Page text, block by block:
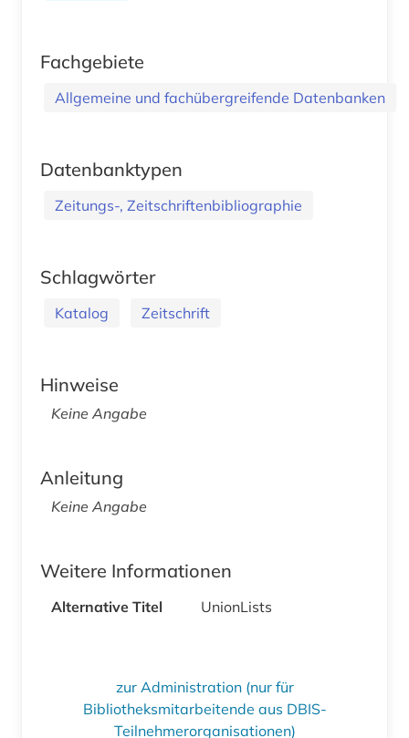
Fachgebiete
Allgemeine und fachübergreifende Datenbanken
Datenbanktypen
Zeitungs-, Zeitschriftenbibliographie
Schlagwörter
Katalog Zeitschrift
Hinweise
Keine Angabe
Anleitung
Keine Angabe
Weitere Informationen
Alternative Titel UnionLists
zur Administration (nur für
Bibliotheksmitarbeitende aus DBIS-
Teilnehmerorganisationen)